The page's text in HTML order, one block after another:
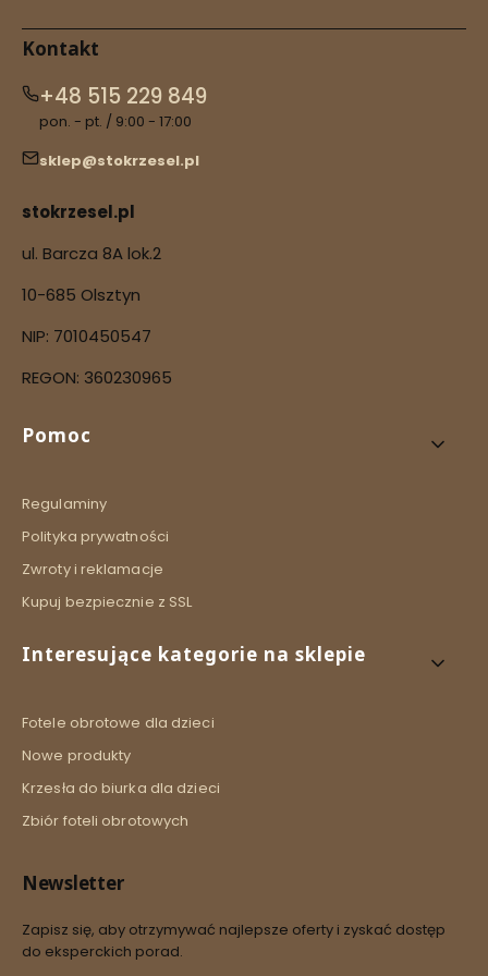
Kontakt
+48 515 229 849
pon. - pt. / 9:00 - 17:00
sklep@stokrzesel.pl
stokrzesel.pl
ul. Barcza 8A lok.2
10-685 Olsztyn
NIP: 7010450547
REGON: 360230965
Linki w stopce
Pomoc
Regulaminy
Polityka prywatności
Zwroty i reklamacje
Kupuj bezpiecznie z SSL
Interesujące kategorie na sklepie
Fotele obrotowe dla dzieci
Nowe produkty
Krzesła do biurka dla dzieci
Zbiór foteli obrotowych
Newsletter
Zapisz się, aby otrzymywać najlepsze oferty i zyskać dostęp
do eksperckich porad.